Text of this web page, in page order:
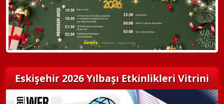
Eskişehir 2026 Yılbaşı Etkinlikleri Vitrini